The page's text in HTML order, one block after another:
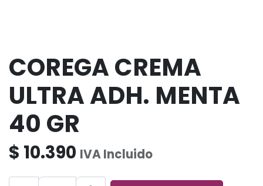
COREGA CREMA
ULTRA ADH. MENTA
40 GR
$ 10.390 IVA Incluido